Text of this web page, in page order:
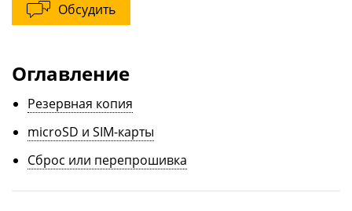
Обсудить
Оглавление
Резервная копия
microSD и SIM-карты
Сброс или перепрошивка